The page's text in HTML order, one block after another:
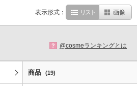
表示形式： リスト 画像
? @cosmeランキングとは
商品 (19)